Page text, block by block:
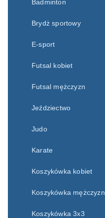
Badminton
Brydż sportowy
E-sport
Futsal kobiet
Futsal mężczyzn
Jeździectwo
Judo
Karate
Koszykówka kobiet
Koszykówka mężczyzn
Koszykówka 3x3